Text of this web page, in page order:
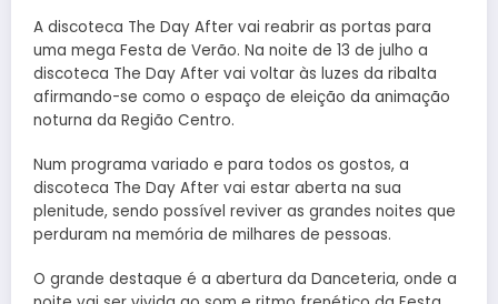
A discoteca The Day After vai reabrir as portas para
uma mega Festa de Verão. Na noite de 13 de julho a
discoteca The Day After vai voltar às luzes da ribalta
afirmando-se como o espaço de eleição da animação
noturna da Região Centro.
Num programa variado e para todos os gostos, a
discoteca The Day After vai estar aberta na sua
plenitude, sendo possível reviver as grandes noites que
perduram na memória de milhares de pessoas.
O grande destaque é a abertura da Danceteria, onde a